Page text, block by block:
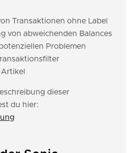
Transaktionen ohne Label
von abweichenden Balances
Problemen
dieser
du hier: